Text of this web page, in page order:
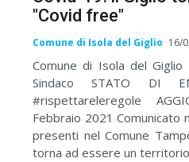
"Covid free"
Comune di Isola del Giglio 16/
Comune di Isola del
Sindaco STATO DI
#rispettareleregole
Febbraio 2021 Comunicato
presenti nel Comune
torna ad essere un territorio